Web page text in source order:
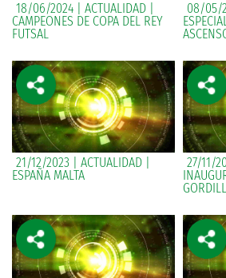
18/06/2024 | ACTUALIDAD |
CAMPEONES DE COPA DEL REY
FUTSAL
08/05/
21/12/2023 | ACTUALIDAD |
ESPAÑA MALTA
27/11/